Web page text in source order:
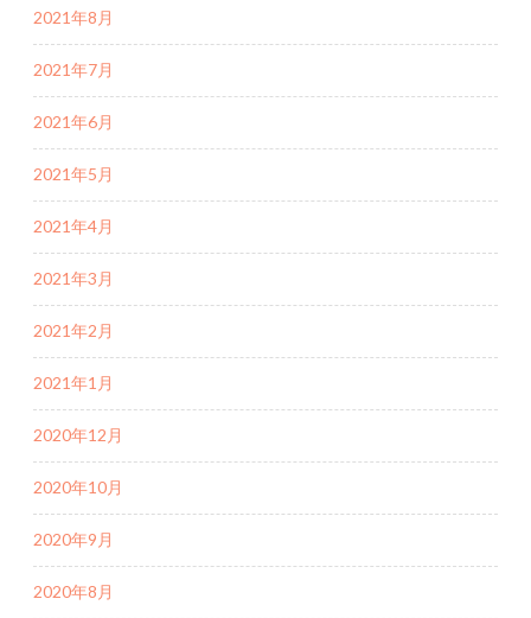
2021年8月
2021年7月
2021年6月
2021年5月
2021年4月
2021年3月
2021年2月
2021年1月
2020年12月
2020年10月
2020年9月
2020年8月